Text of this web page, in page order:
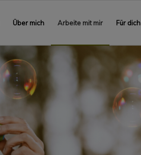
Über mich Arbeite mit mir Für dich